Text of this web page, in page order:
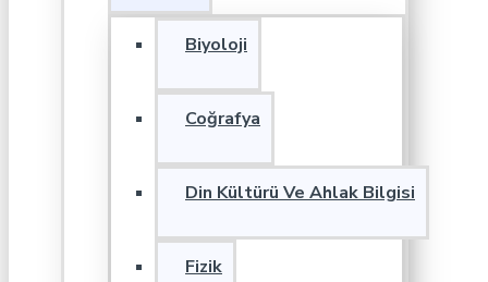
Biyoloji
Coğrafya
Din Kültürü Ve Ahlak Bilgisi
Fizik